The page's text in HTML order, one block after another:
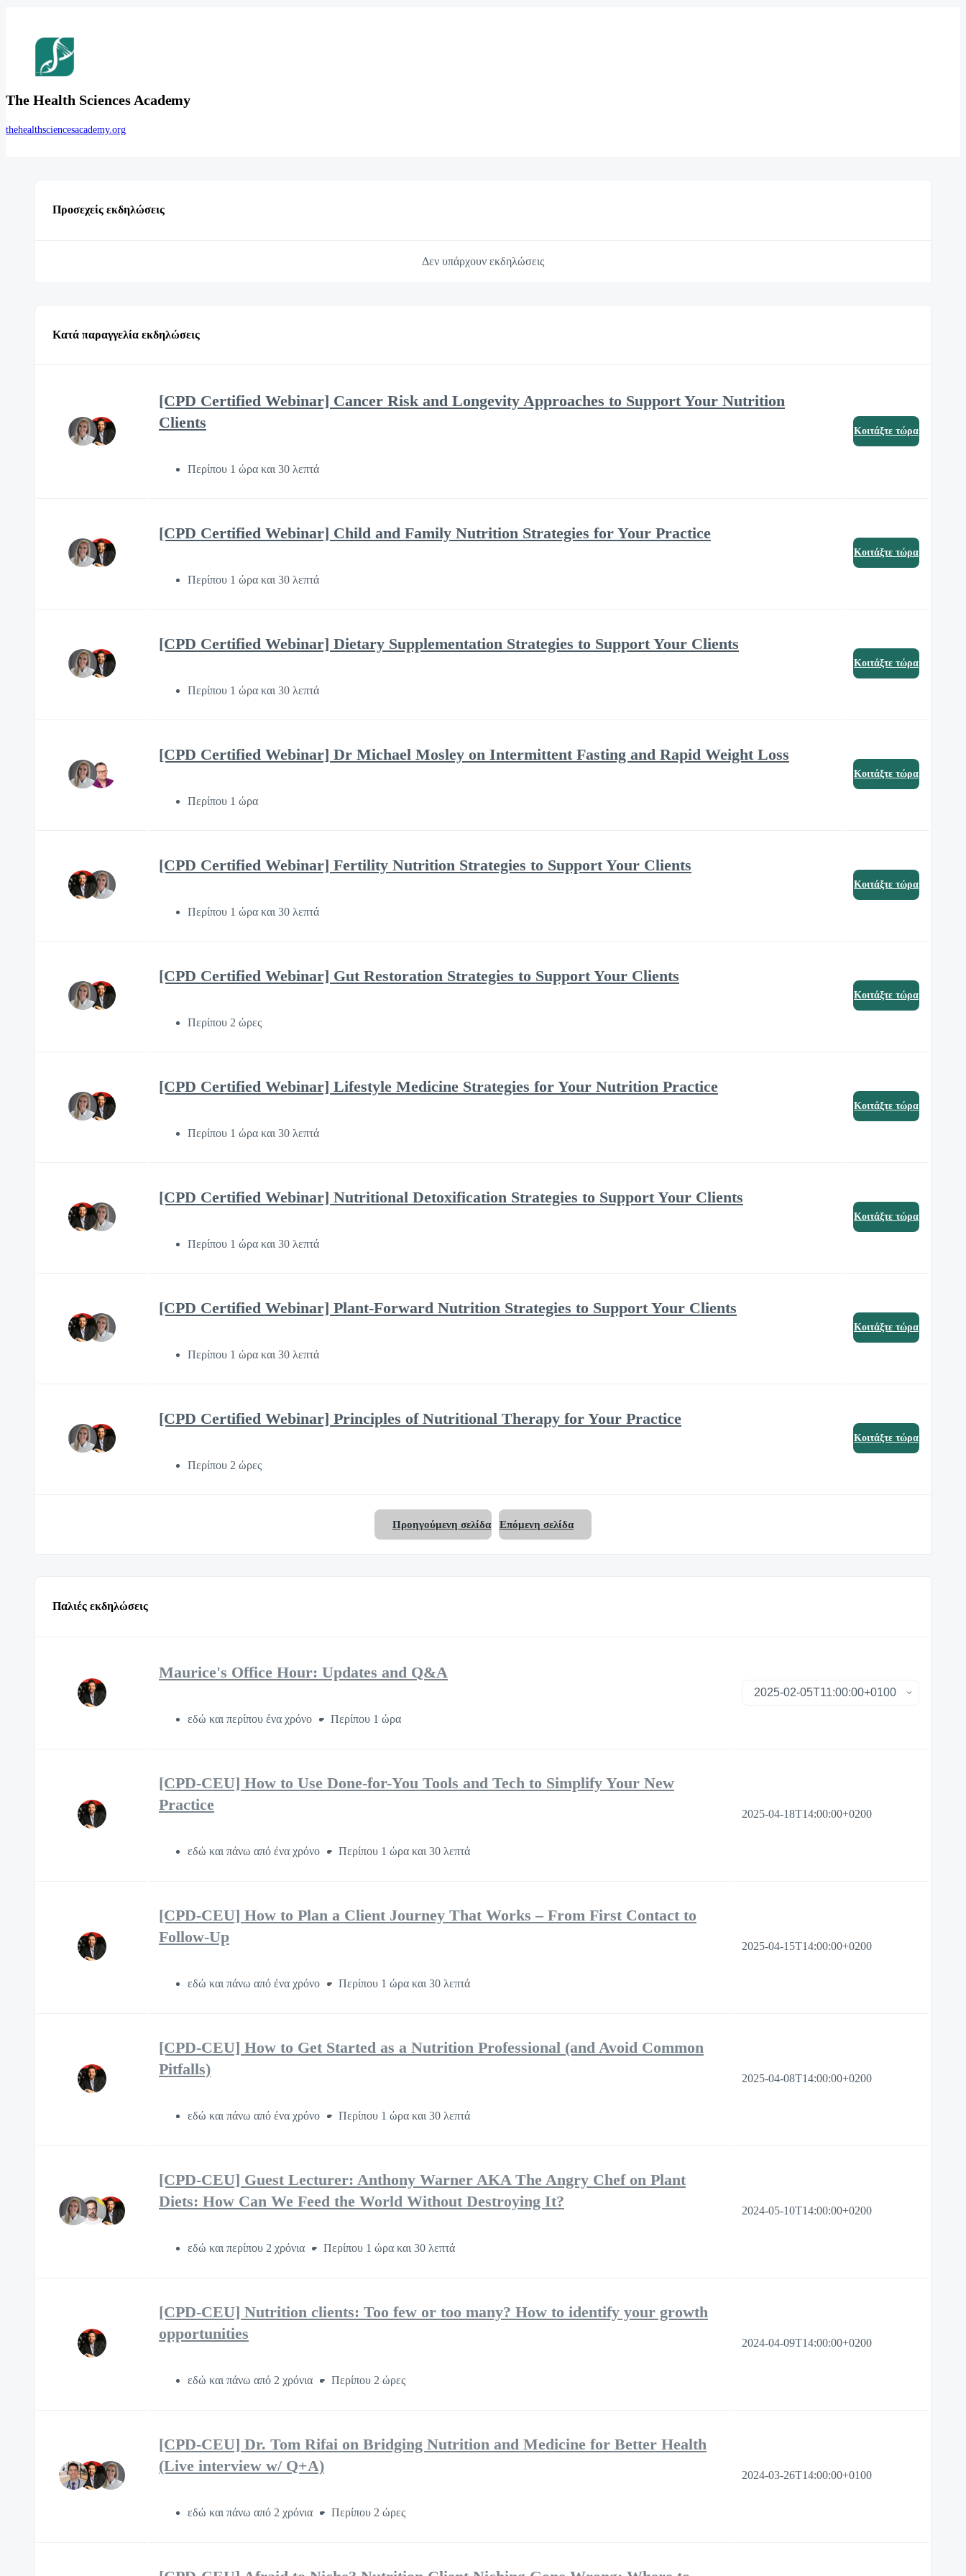
The Health Sciences Academy
thehealthsciencesacademy.org
Προσεχείς εκδηλώσεις
Δεν υπάρχουν εκδηλώσεις
Κατά παραγγελία εκδηλώσεις
[CPD Certified Webinar] Cancer Risk and Longevity Approaches to Support Your Nutrition
Clients
Περίπου 1 ώρα και 30 λεπτά
Κοιτάξτε τώρα
[CPD Certified Webinar] Child and Family Nutrition Strategies for Your Practice
Περίπου 1 ώρα και 30 λεπτά
Κοιτάξτε τώρα
[CPD Certified Webinar] Dietary Supplementation Strategies to Support Your Clients
Περίπου 1 ώρα και 30 λεπτά
Κοιτάξτε τώρα
[CPD Certified Webinar] Dr Michael Mosley on Intermittent Fasting and Rapid Weight Loss
Περίπου 1 ώρα
Κοιτάξτε τώρα
[CPD Certified Webinar] Fertility Nutrition Strategies to Support Your Clients
Περίπου 1 ώρα και 30 λεπτά
Κοιτάξτε τώρα
[CPD Certified Webinar] Gut Restoration Strategies to Support Your Clients
Περίπου 2 ώρες
Κοιτάξτε τώρα
[CPD Certified Webinar] Lifestyle Medicine Strategies for Your Nutrition Practice
Περίπου 1 ώρα και 30 λεπτά
Κοιτάξτε τώρα
[CPD Certified Webinar] Nutritional Detoxification Strategies to Support Your Clients
Περίπου 1 ώρα και 30 λεπτά
Κοιτάξτε τώρα
[CPD Certified Webinar] Plant-Forward Nutrition Strategies to Support Your Clients
Περίπου 1 ώρα και 30 λεπτά
Κοιτάξτε τώρα
[CPD Certified Webinar] Principles of Nutritional Therapy for Your Practice
Περίπου 2 ώρες
Κοιτάξτε τώρα
Προηγούμενη σελίδα Επόμενη σελίδα
Παλιές εκδηλώσεις
Maurice's Office Hour: Updates and Q&A
εδώ και περίπου ένα χρόνο Περίπου 1 ώρα
[CPD-CEU] How to Use Done-for-You Tools and Tech to Simplify Your New
Practice
εδώ και πάνω από ένα χρόνο Περίπου 1 ώρα και 30 λεπτά
2025-04-18T14:00:00+0200
[CPD-CEU] How to Plan a Client Journey That Works – From First Contact to
Follow-Up
εδώ και πάνω από ένα χρόνο Περίπου 1 ώρα και 30 λεπτά
2025-04-15T14:00:00+0200
[CPD-CEU] How to Get Started as a Nutrition Professional (and Avoid Common
Pitfalls)
εδώ και πάνω από ένα χρόνο Περίπου 1 ώρα και 30 λεπτά
2025-04-08T14:00:00+0200
[CPD-CEU] Guest Lecturer: Anthony Warner AKA The Angry Chef on Plant
Diets: How Can We Feed the World Without Destroying It?
εδώ και περίπου 2 χρόνια Περίπου 1 ώρα και 30 λεπτά
2024-05-10T14:00:00+0200
[CPD-CEU] Nutrition clients: Too few or too many? How to identify your growth
opportunities
εδώ και πάνω από 2 χρόνια Περίπου 2 ώρες
2024-04-09T14:00:00+0200
[CPD-CEU] Dr. Tom Rifai on Bridging Nutrition and Medicine for Better Health
(Live interview w/ Q+A)
εδώ και πάνω από 2 χρόνια Περίπου 2 ώρες
2024-03-26T14:00:00+0100